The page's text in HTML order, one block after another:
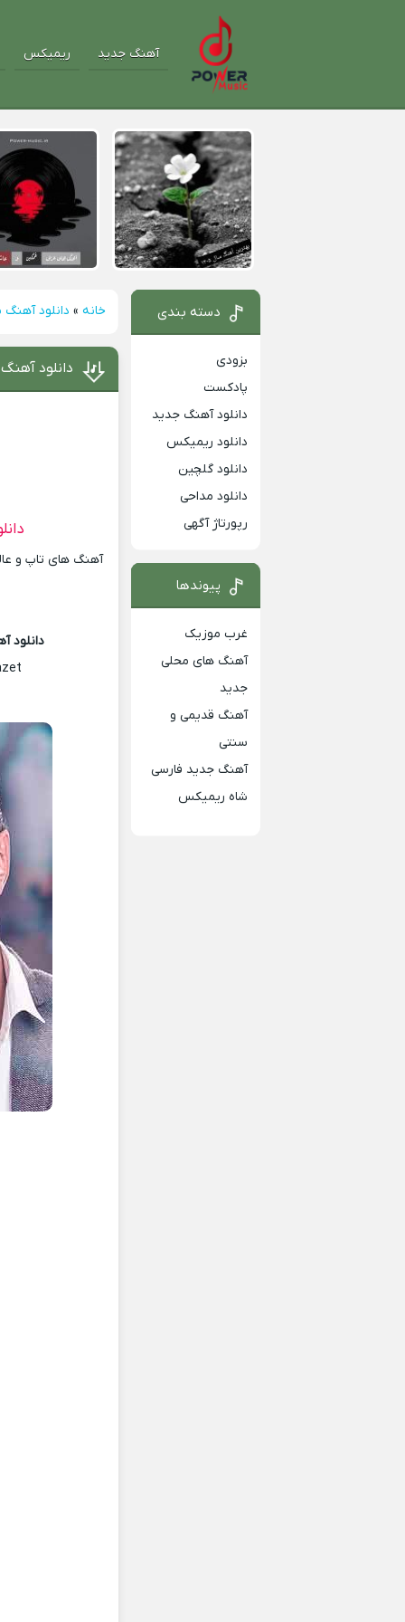
آهنگ جدید ریمیکس
خانه » دانلود
دانلود
آهنگ های تاپ و
دسته بندی
بزودی
پادکست
دانلود آهنگ جدید
دانلود ریمیکس
دانلود گلچین
دانلود مداحی
رپورتاژ آگهی
پیوندها
غرب موزیک
آهنگ های محلی
جدید
آهنگ قدیمی و
سنتی
آهنگ جدید فارسی
شاه ریمیکس